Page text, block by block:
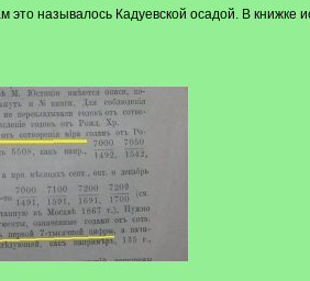
называлось Кадуевской осадой. В книжке